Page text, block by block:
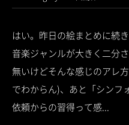
はい。昨日の絵まとめに続
音楽ジャンルが大きく二分
無いけどそんな感じのアレ
でわからん)、あと「シンフ
依頼からの習得って感...